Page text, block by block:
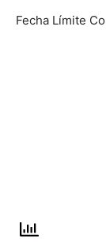
Fecha Límite